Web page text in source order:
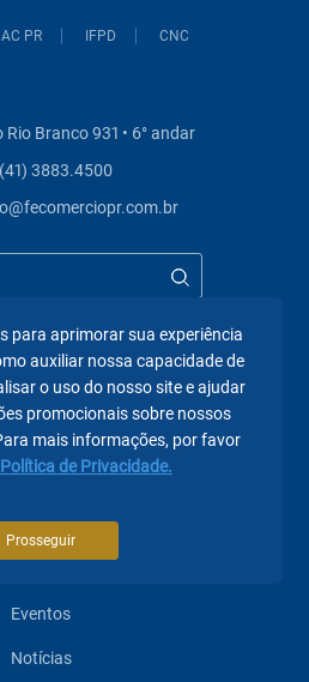
PR IFPD CNC
Branco 931 • 6° andar
(41) 3883.4500
mais visitadas
PR
Sindicatos
Eventos
Notícias
para aprimorar sua experiência
auxiliar nossa capacidade de
o uso do nosso site e ajudar
promocionais sobre nossos
mais informações, por favor
Política de Privacidade.
Prosseguir